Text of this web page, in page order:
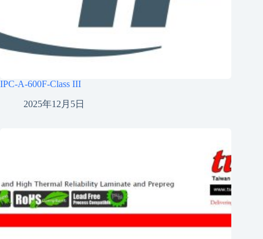
IPC-A-600F-Class III
2025年12月5日